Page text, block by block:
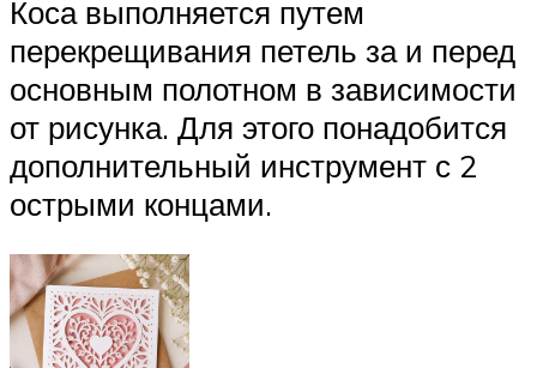
Коса выполняется путем
перекрещивания петель за и перед
основным полотном в зависимости
от рисунка. Для этого понадобится
дополнительный инструмент с 2
острыми концами.